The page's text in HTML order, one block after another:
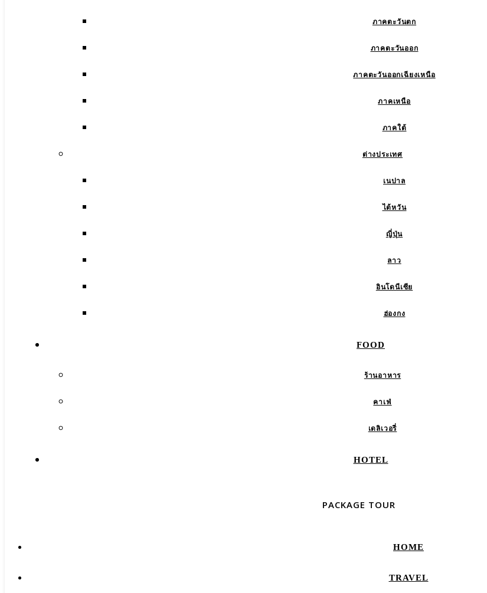
ภาคตะวันตก
ภาคตะวันออก
ภาคตะวันออกเฉียงเหนือ
ภาคเหนือ
ภาคใต้
ต่างประเทศ
เนปาล
ไต้หวัน
ญี่ปุ่น
ลาว
อินโดนีเซีย
ฮ่องกง
FOOD
ร้านอาหาร
คาเฟ่
เดลิเวอรี่
HOTEL
PACKAGE TOUR
HOME
TRAVEL